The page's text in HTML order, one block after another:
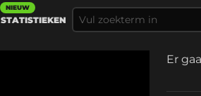
STATISTIEKEN
NIEUW
Er